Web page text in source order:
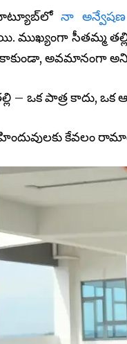
నా అన్వేషణ
సీతమ్మ
కాకుండా, అవమానంగా
– ఒక పాత్ర కాదు, ఒక
కేవలం